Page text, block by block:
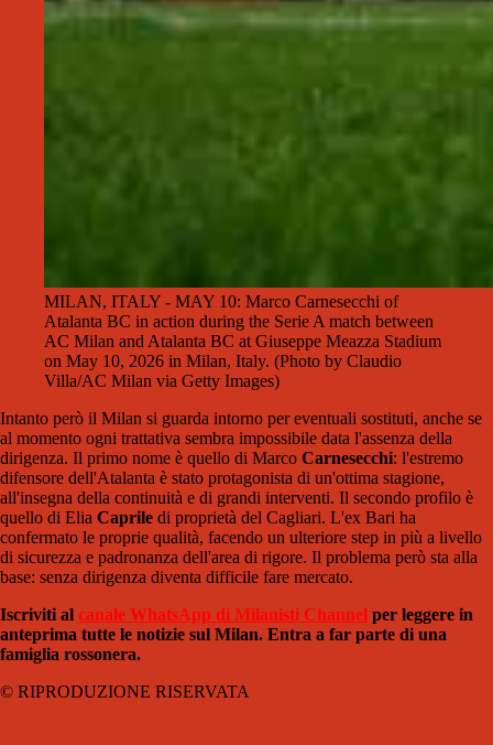
MILAN, ITALY - MAY 10: Marco Carnesecchi of
Atalanta BC in action during the Serie A match between
AC Milan and Atalanta BC at Giuseppe Meazza Stadium
on May 10, 2026 in Milan, Italy. (Photo by Claudio
Villa/AC Milan via Getty Images)
Intanto però il Milan si guarda intorno per eventuali sostituti, anche se
al momento ogni trattativa sembra impossibile data l'assenza della
dirigenza. Il primo nome è quello di Marco Carnesecchi: l'estremo
difensore dell'Atalanta è stato protagonista di un'ottima stagione,
all'insegna della continuità e di grandi interventi. Il secondo profilo è
quello di Elia Caprile di proprietà del Cagliari. L'ex Bari ha
confermato le proprie qualità, facendo un ulteriore step in più a livello
di sicurezza e padronanza dell'area di rigore. Il problema però sta alla
base: senza dirigenza diventa difficile fare mercato.
Iscriviti al canale WhatsApp di Milanisti Channel per leggere in
anteprima tutte le notizie sul Milan. Entra a far parte di una
famiglia rossonera.
© RIPRODUZIONE RISERVATA